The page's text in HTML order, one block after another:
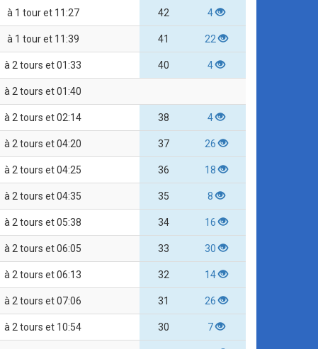
à 1 tour et 11:27 42 4
à 1 tour et 11:39 41 22
à 2 tours et 01:33 40 4
à 2 tours et 01:40
à 2 tours et 02:14 38 4
à 2 tours et 04:20 37 26
à 2 tours et 04:25 36 18
à 2 tours et 04:35 35 8
à 2 tours et 05:38 34 16
à 2 tours et 06:05 33 30
à 2 tours et 06:13 32 14
à 2 tours et 07:06 31 26
à 2 tours et 10:54 30 7